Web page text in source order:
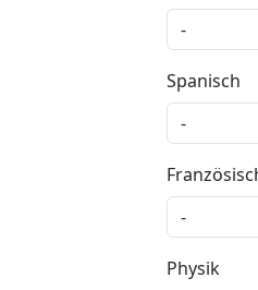
Spanisch
Physik